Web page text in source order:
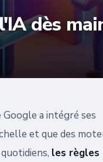
dès
Google a intégré ses
et que des
les règles